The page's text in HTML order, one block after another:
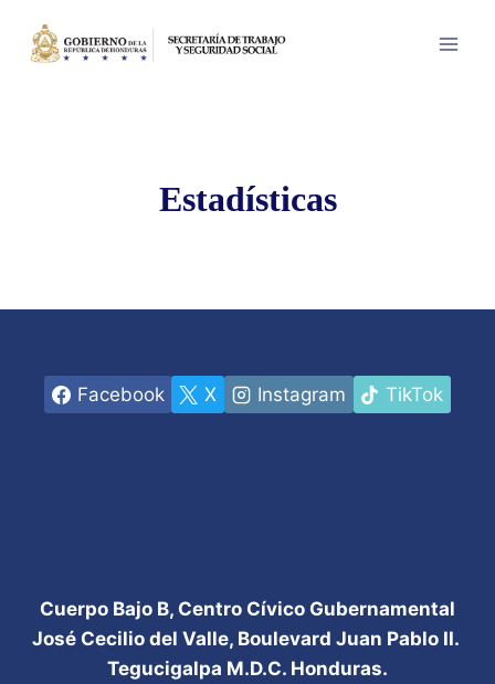
Estadísticas
Facebook X Instagram TikTok
Cuerpo Bajo B, Centro Cívico Gubernamental
José Cecilio del Valle, Boulevard Juan Pablo II.
Tegucigalpa M.D.C. Honduras.